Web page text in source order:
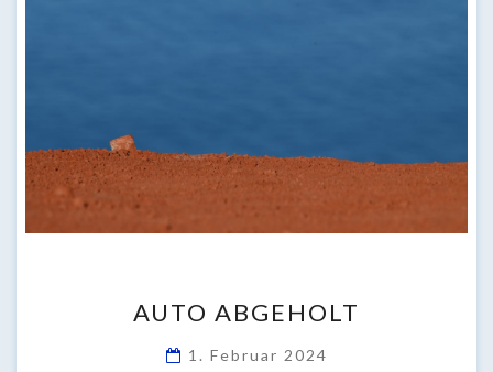
ABGEHOLT
AUTO ABGEHOLT
1. Februar 2024